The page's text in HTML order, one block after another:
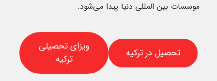
موسسات بین المللی دنیا پیدا می‌شود.
تحصیل در ترکیه
ویزای تحصیلی
ترکیه